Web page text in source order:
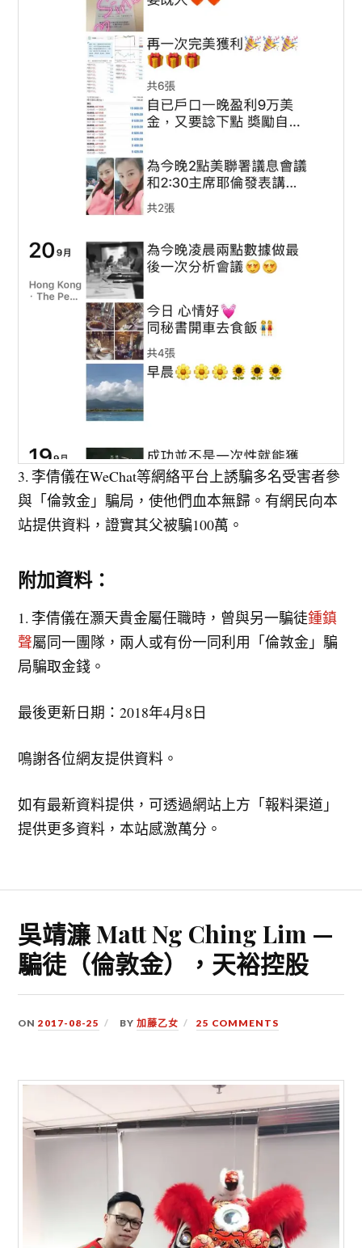
3. 李倩儀在WeChat等網絡平台上誘騙多名受害者參
與「倫敦金」騙局，使他們血本無歸。有網民向本
站提供資料，證實其父被騙100萬。
附加資料：
1. 李倩儀在灝天貴金屬任職時，曾與另一騙徒鍾鎮
聲屬同一團隊，兩人或有份一同利用「倫敦金」騙
局騙取金錢。
最後更新日期：2018年4月8日
鳴謝各位網友提供資料。
如有最新資料提供，可透過網站上方「報料渠道」
提供更多資料，本站感激萬分。
吳靖濂 Matt Ng Ching Lim —
騙徒（倫敦金），天裕控股
ON2017-08-25 BY加藤乙女 25 COMMENTS